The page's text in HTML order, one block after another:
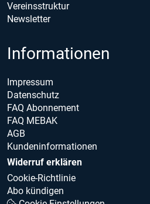
Vereinsstruktur
Newsletter
Informationen
Impressum
Datenschutz
FAQ Abonnement
FAQ MEBAK
AGB
Kundeninformationen
Widerruf erklären
Cookie-Richtlinie
Abo kündigen